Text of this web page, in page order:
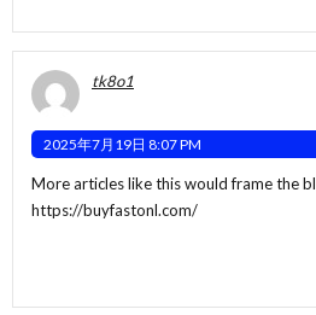
tk8o1
2025年7月19日 8:07 PM
More articles like this would frame the
https://buyfastonl.com/